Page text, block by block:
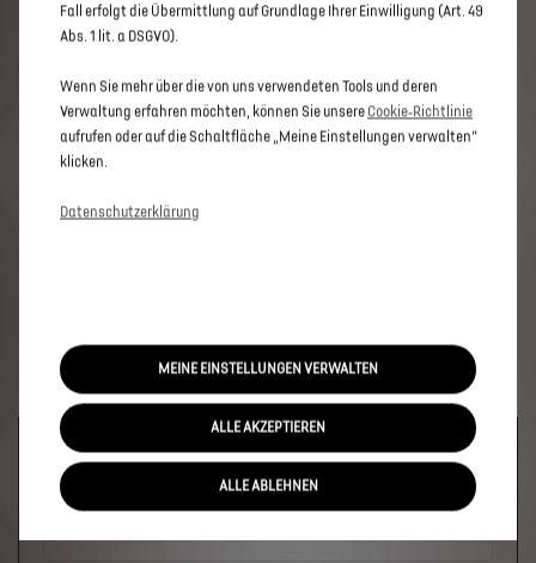
Welches Fahrzeug?
Fall erfolgt die Übermittlung auf Grundlage Ihrer Einwilligung (Art. 49
Abs. 1 lit. a DSGVO).
Wenn Sie mehr über die von uns verwendeten Tools und deren
Verwaltung erfahren möchten, können Sie unsere Cookie‑Richtlinie
aufrufen oder auf die Schaltfläche „Meine Einstellungen verwalten“
klicken.
Datenschutzerklärung
MEINE EINSTELLUNGEN VERWALTEN
ALLE AKZEPTIEREN
ALLE ABLEHNEN